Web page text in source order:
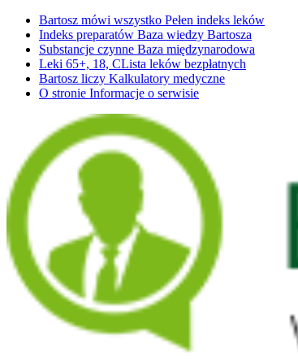
Bartosz mówi wszystko Pełen indeks leków
Indeks preparatów Baza wiedzy Bartosza
Substancje czynne Baza międzynarodowa
Leki 65+, 18, CLista leków bezpłatnych
Bartosz liczy Kalkulatory medyczne
O stronie Informacje o serwisie